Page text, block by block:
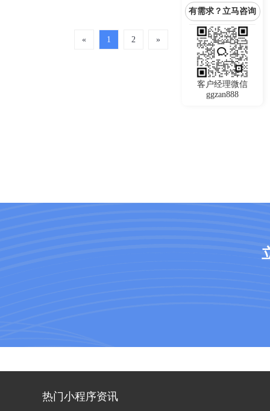
« 1 2 »
有需求？立马咨询
客户经理微信
ggzan888
热门小程序资讯